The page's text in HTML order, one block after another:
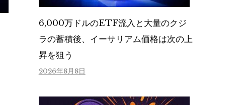
6,000万ドルのETF流入と大量のクジ
ラの蓄積後、イーサリアム価格は次の上
昇を狙う
2026年8月8日